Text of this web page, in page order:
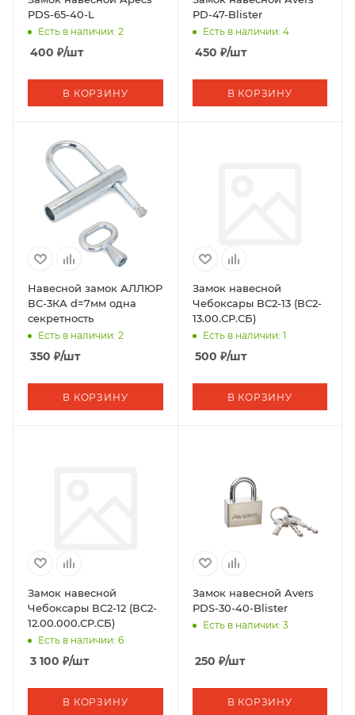
PDS-65-40-L
Есть в наличии: 2
400 ₽/шт
В КОРЗИНУ
PD-47-Blister
Есть в наличии: 4
450 ₽/шт
В КОРЗИНУ
Навесной замок АЛЛЮР
ВС-3КА d=7мм одна
секретность
Есть в наличии: 2
350 ₽/шт
В КОРЗИНУ
Замок навесной
Чебоксары ВС2-13 (ВС2-
13.00.СР.СБ)
Есть в наличии: 1
500 ₽/шт
В КОРЗИНУ
Замок навесной
Чебоксары ВС2-12 (ВС2-
12.00.000.СР.СБ)
Есть в наличии: 6
3 100 ₽/шт
В КОРЗИНУ
Замок навесной Avers
PDS-30-40-Blister
Есть в наличии: 3
250 ₽/шт
В КОРЗИНУ